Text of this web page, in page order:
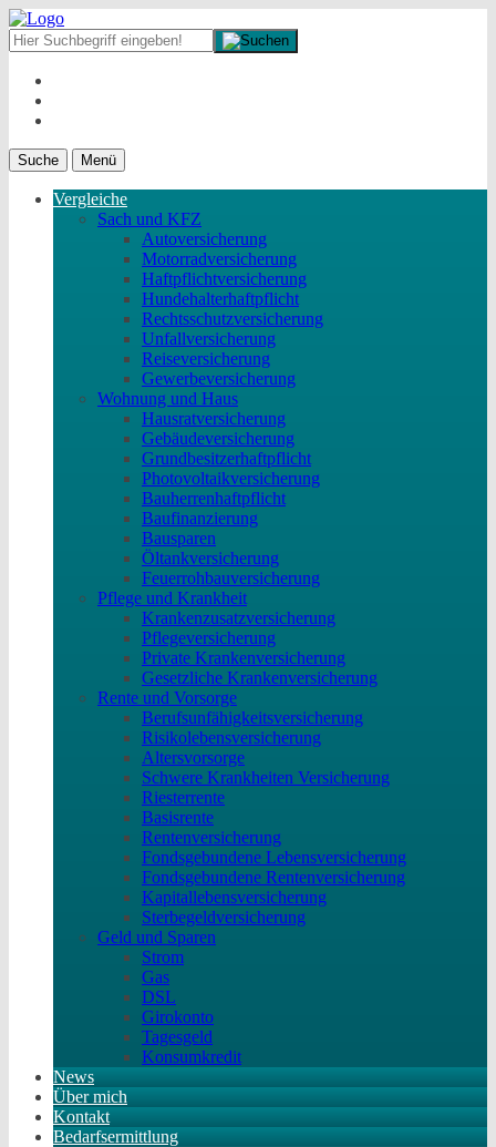
Suche Menü
Vergleiche
Sach und KFZ
Autoversicherung
Motorradversicherung
Haftpflichtversicherung
Hundehalterhaftpflicht
Rechtsschutzversicherung
Unfallversicherung
Reiseversicherung
Gewerbeversicherung
Wohnung und Haus
Hausratversicherung
Gebäudeversicherung
Grundbesitzerhaftpflicht
Photovoltaikversicherung
Bauherrenhaftpflicht
Baufinanzierung
Bausparen
Öltankversicherung
Feuerrohbauversicherung
Pflege und Krankheit
Krankenzusatzversicherung
Pflegeversicherung
Private Krankenversicherung
Gesetzliche Krankenversicherung
Rente und Vorsorge
Berufs­unfähigkeitsversicherung
Risikolebensversicherung
Altersvorsorge
Schwere Krankheiten Versicherung
Riesterrente
Basisrente
Rentenversicherung
Fondsgebundene Lebensversicherung
Fondsgebundene Rentenversicherung
Kapitallebensversicherung
Sterbegeldversicherung
Geld und Sparen
Strom
Gas
DSL
Girokonto
Tagesgeld
Konsumkredit
News
Über mich
Kontakt
Bedarfsermittlung